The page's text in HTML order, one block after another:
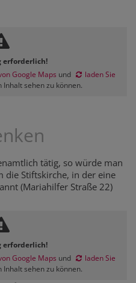
erforderlich!
Google Maps und
laden Sie
Inhalt sehen zu können.
tätig, so würde man
die Stiftskirche, in der eine
(Mariahilfer Straße 22)
erforderlich!
Google Maps und
laden Sie
Inhalt sehen zu können.